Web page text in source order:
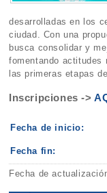
desarrolladas en los
ciudad. Con una
busca consolidar y
fomentando actitudes
las primeras etapas
Inscripciones ->
Fecha de inicio:
Fecha fin:
Fecha de